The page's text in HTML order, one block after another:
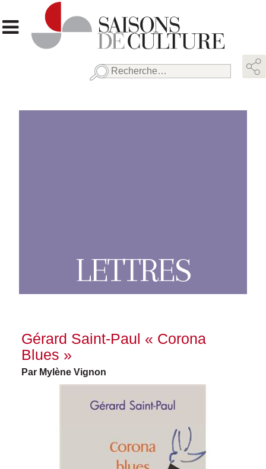
Rechercher :
LETTRES
Gérard Saint-Paul « Corona
Blues »
Par Mylène Vignon